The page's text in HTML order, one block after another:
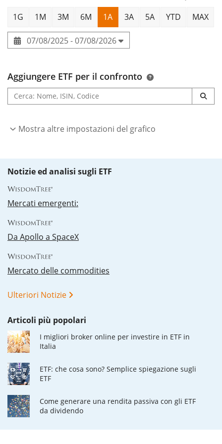
1G 1M 3M 6M 1A 3A 5A YTD MAX
07/08/2025 - 07/08/2026
Aggiungere ETF per il confronto
Mostra altre impostazioni del grafico
Notizie ed analisi sugli ETF
Mercati emergenti:
Da Apollo a SpaceX
Mercato delle commodities
Ulteriori Notizie
Articoli più popolari
I migliori broker online per investire in ETF in
Italia
ETF: che cosa sono? Semplice spiegazione sugli
ETF
Come generare una rendita passiva con gli ETF
da dividendo